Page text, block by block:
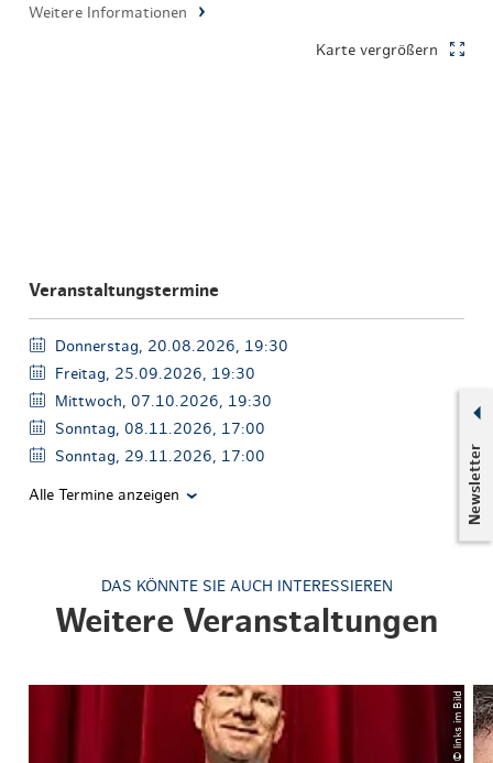
Newsletter
Weitere Informationen
Karte vergrößern
Veranstaltungstermine
Donnerstag, 20.08.2026, 19:30
Freitag, 25.09.2026, 19:30
Mittwoch, 07.10.2026, 19:30
Sonntag, 08.11.2026, 17:00
Sonntag, 29.11.2026, 17:00
Alle Termine anzeigen
DAS KÖNNTE SIE AUCH INTERESSIEREN
Weitere Veranstaltungen
© links im Bild